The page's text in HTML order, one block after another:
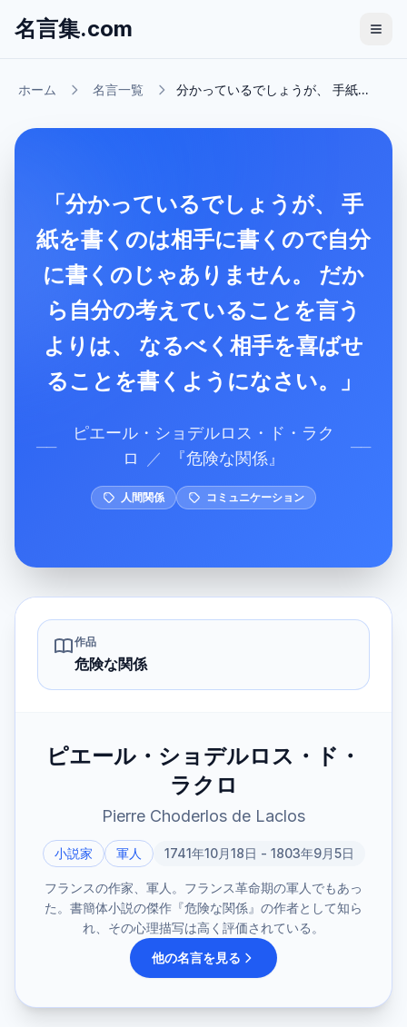
名言集.com
ホーム 名言一覧 分かっているでしょうが、 手紙...
「分かっているでしょうが、 手
紙を書くのは相手に書くので自分
に書くのじゃありません。 だか
ら自分の考えていることを言う
よりは、 なるべく相手を喜ばせ
ることを書くようになさい。」
──
ピエール・ショデルロス・ド・ラク
ロ
／ 『危険な関係 』
──
人間関係 コミュニケーション
作品
危険な関係
ピエール・ショデルロス・ド・
ラクロ
Pierre Choderlos de Laclos
小説家 軍人 1741年10月18日 - 1803年9月5日
フランスの作家、軍人。フランス革命期の軍人でもあっ
た。書簡体小説の傑作『危険な関係』の作者として知ら
れ、その心理描写は高く評価されている。
他の名言を見る